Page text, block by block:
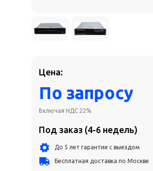
Цена:
Под заказ (4-6 недель)
По запросу
Включая НДС 22%
До 5 лет гарантии с выездом
Бесплатная доставка по Москве